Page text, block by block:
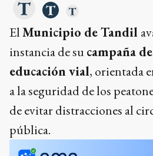
ElMunicipio de Tandil
instancia de sucampaña
educación vial, orientada
a la seguridad de los
de evitar distracciones al
pública.